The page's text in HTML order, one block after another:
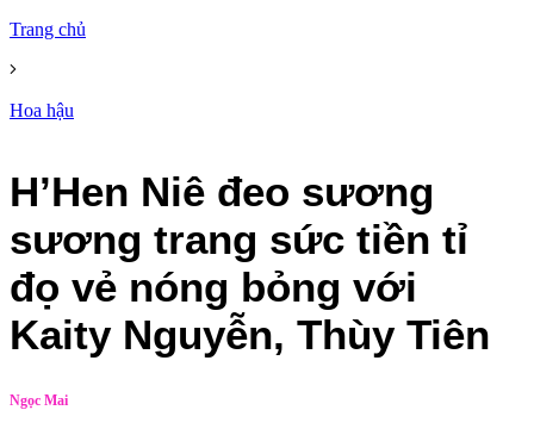
Trang chủ
Hoa hậu
H’Hen Niê đeo sương
sương trang sức tiền tỉ
đọ vẻ nóng bỏng với
Kaity Nguyễn, Thùy Tiên
Ngọc Mai